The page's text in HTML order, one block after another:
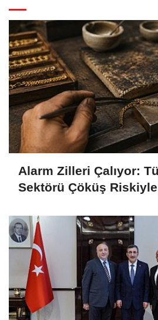
Alarm Zilleri Çalıyor:
Sektörü Çöküş Riskiyle